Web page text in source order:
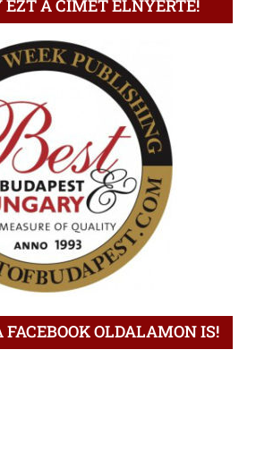
A CÍMET ELNYERTE!
FACEBOOK OLDALAMON IS!